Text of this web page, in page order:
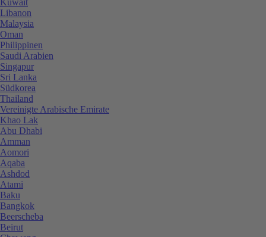
Libanon
Malaysia
Oman
Philippinen
Saudi Arabien
Singapur
Sri Lanka
Südkorea
Thailand
Vereinigte Arabische Emirate
Khao Lak
Abu Dhabi
Amman
Aomori
Aqaba
Ashdod
Atami
Baku
Bangkok
Beerscheba
Beirut